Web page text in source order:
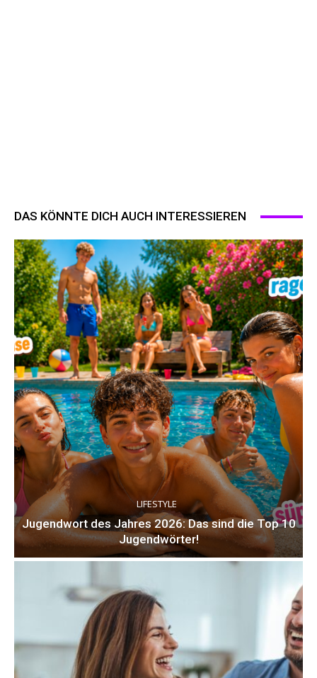
DAS KÖNNTE DICH AUCH INTERESSIEREN
LIFESTYLE
Jugendwort des Jahres 2026: Das sind die Top 10
Jugendwörter!